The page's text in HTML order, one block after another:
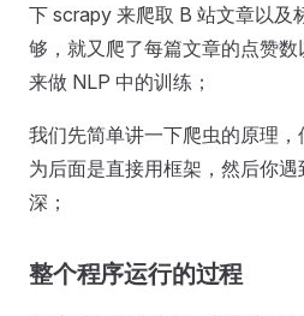
下 scrapy 来爬取 B 站文章以及
够，就又爬了每篇文章的点赞
来做 NLP 中的训练；
我们先简单讲一下爬虫的原理
为后面是直接用框架，然后你
深；
整个程序运行的过程